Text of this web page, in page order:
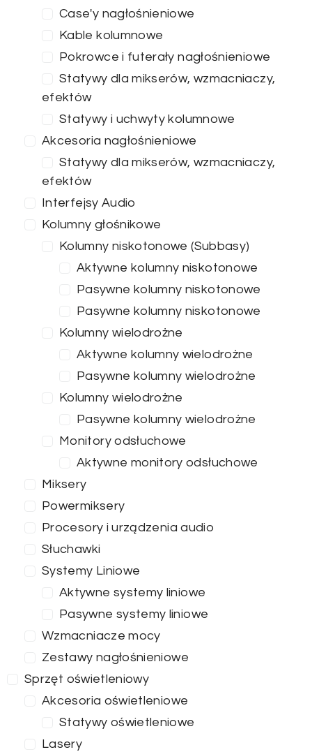
Case'y nagłośnieniowe
Kable kolumnowe
Pokrowce i futerały nagłośnieniowe
Statywy dla mikserów, wzmacniaczy,
efektów
Statywy i uchwyty kolumnowe
Akcesoria nagłośnieniowe
Statywy dla mikserów, wzmacniaczy,
efektów
Interfejsy Audio
Kolumny głośnikowe
Kolumny niskotonowe (Subbasy)
Aktywne kolumny niskotonowe
Pasywne kolumny niskotonowe
Pasywne kolumny niskotonowe
Kolumny wielodrożne
Aktywne kolumny wielodrożne
Pasywne kolumny wielodrożne
Kolumny wielodrożne
Pasywne kolumny wielodrożne
Monitory odsłuchowe
Aktywne monitory odsłuchowe
Miksery
Powermiksery
Procesory i urządzenia audio
Słuchawki
Systemy Liniowe
Aktywne systemy liniowe
Pasywne systemy liniowe
Wzmacniacze mocy
Zestawy nagłośnieniowe
Sprzęt oświetleniowy
Akcesoria oświetleniowe
Statywy oświetleniowe
Lasery